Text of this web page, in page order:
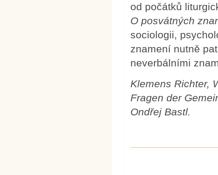
od počátků
O posvátných
sociologii,
znamení nutně
neverbálními
Klemens Richter,
Fragen der
Ondřej Bastl.